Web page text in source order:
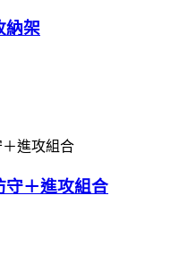
納架
守＋進攻組合